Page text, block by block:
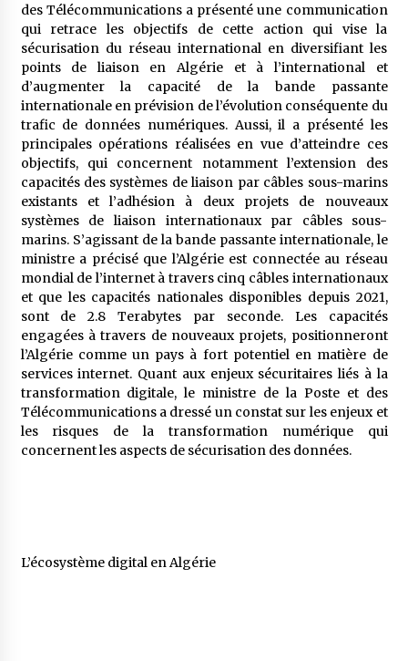
des Télécommunications a présenté une communication
qui retrace les objectifs de cette action qui vise la
sécurisation du réseau international en diversifiant les
points de liaison en Algérie et à l’international et
d’augmenter la capacité de la bande passante
internationale en prévision de l’évolution conséquente du
trafic de données numériques. Aussi, il a présenté les
principales opérations réalisées en vue d’atteindre ces
objectifs, qui concernent notamment l’extension des
capacités des systèmes de liaison par câbles sous-marins
existants et l’adhésion à deux projets de nouveaux
systèmes de liaison internationaux par câbles sous-
marins. S’agissant de la bande passante internationale, le
ministre a précisé que l’Algérie est connectée au réseau
mondial de l’internet à travers cinq câbles internationaux
et que les capacités nationales disponibles depuis 2021,
sont de 2.8 Terabytes par seconde. Les capacités
engagées à travers de nouveaux projets, positionneront
l’Algérie comme un pays à fort potentiel en matière de
services internet. Quant aux enjeux sécuritaires liés à la
transformation digitale, le ministre de la Poste et des
Télécommunications a dressé un constat sur les enjeux et
les risques de la transformation numérique qui
concernent les aspects de sécurisation des données.
L’écosystème digital en Algérie